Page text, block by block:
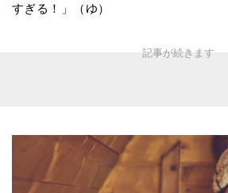
すぎる！」（ゆ）